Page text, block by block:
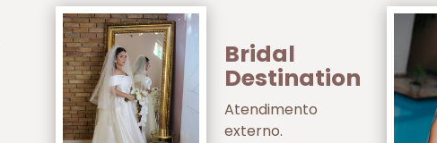
Bridal
Destination
Atendimento
externo.